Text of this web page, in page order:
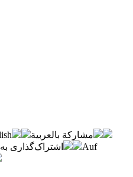
مشاركة بالعربية
اشتراک‌گذاری
Auf